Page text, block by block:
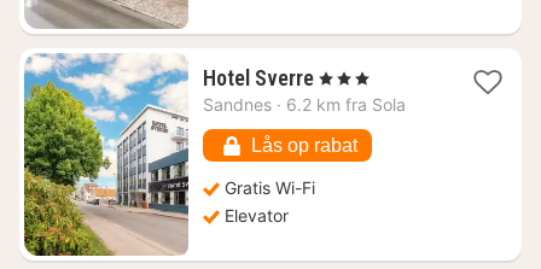
Hotel Sverre1
nat
566
kr.
, 3 Stjerner
Sandnes · 6.2 km fra Sola
Lås op rabat
Gratis Wi-Fi
Elevator